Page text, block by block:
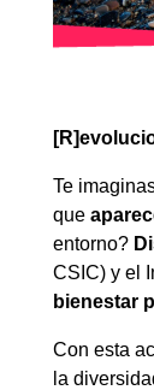
Te
que
entorno?
CSIC) y el
bienestar
Con esta
la